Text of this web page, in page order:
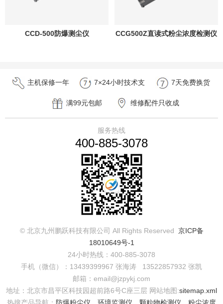
CCD-500防爆测尘仪 CCG500Z直读式粉尘浓度检测仪
主机保修一年 7×24小时技术支 7天免费换货
满99元包邮 维修配件只收成
服务热线
400-885-3078
© 北京九州鹏跃科技有限公司 All Rights Reserved 京ICP备
18010649号-1
24小时热线：400-885-3078
手机（微信）：13439399967 张海涛 13522857932 张凯
邮箱：email@jzpykj.com
地址：北京市昌平区科技园超前路6号C座三层 网站地图:sitemap.xml